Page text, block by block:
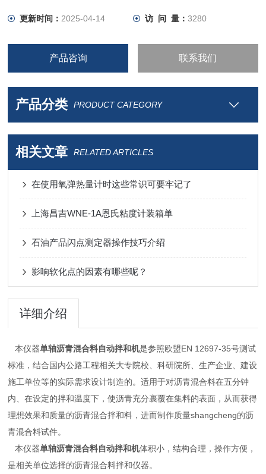
更新时间： 2025-04-14 访 问 量： 3280
产品咨询 联系我们
产品分类 PRODUCT CATEGORY
相关文章 RELATED ARTICLES
在使用氧弹热量计时这些常识可要牢记了
上海昌吉WNE-1A恩氏粘度计装箱单
石油产品闪点测定器操作技巧介绍
影响软化点的因素有哪些呢？
详细介绍
本仪器单轴沥青混合料自动拌和机是参照欧盟EN 12697-35号测试
标准，结合国内公路工程相关大专院校、科研院所、生产企业、建设
施工单位等的实际需求设计制造的。适用于对沥青混合料在五分钟
内、在设定的拌和温度下，使沥青充分裹覆在集料的表面，从而获得
理想效果和质量的沥青混合拌和料，进而制作质量shangcheng的沥
青混合料试件。
本仪器单轴沥青混合料自动拌和机体积小，结构合理，操作方便，
是相关单位选择的沥青混合料拌和仪器。